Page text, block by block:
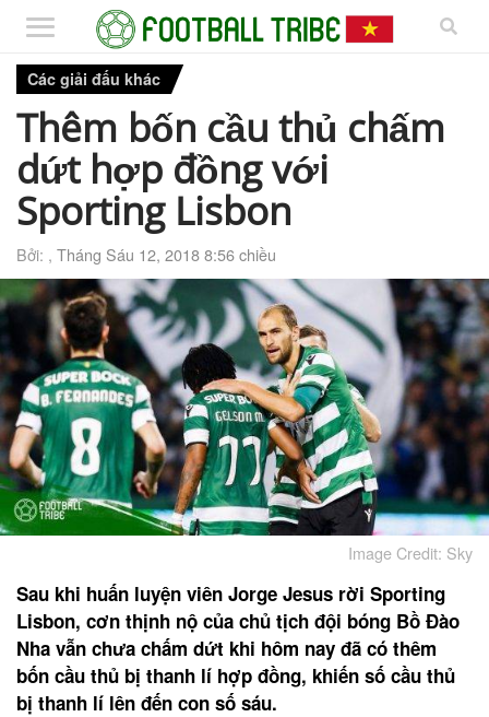
Các giải đấu khác
Thêm bốn cầu thủ chấm
dứt hợp đồng với
Sporting Lisbon
Bởi: , Tháng Sáu 12, 2018 8:56 chiều
Image Credit: Sky
Sau khi huấn luyện viên Jorge Jesus rời Sporting
Lisbon, cơn thịnh nộ của chủ tịch đội bóng Bồ Đào
Nha vẫn chưa chấm dứt khi hôm nay đã có thêm
bốn cầu thủ bị thanh lí hợp đồng, khiến số cầu thủ
bị thanh lí lên đến con số sáu.